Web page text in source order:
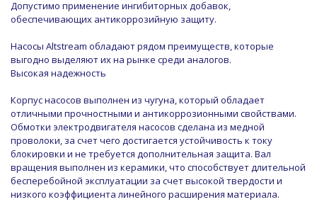
Допустимо применение ингибиторных добавок,
обеспечивающих антикоррозийную защиту.
Насосы Altstream обладают рядом преимуществ, которые
выгодно выделяют их на рынке среди аналогов.
Высокая надежность
Корпус насосов выполнен из чугуна, который обладает
отличными прочностными и антикоррозионными свойствами.
Обмотки электродвигателя насосов сделана из медной
проволоки, за счет чего достигается устойчивость к току
блокировки и не требуется дополнительная защита. Вал
вращения выполнен из керамики, что способствует длительной
бесперебойной эксплуатации за счет высокой твердости и
низкого коэффициента линейного расширения материала.